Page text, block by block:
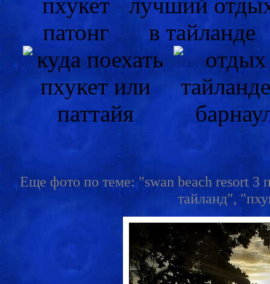
Еще фото по теме: "swan beach resort 3
тайланд",